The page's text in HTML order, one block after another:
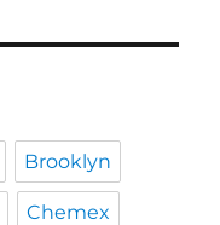
Brooklyn
Chemex